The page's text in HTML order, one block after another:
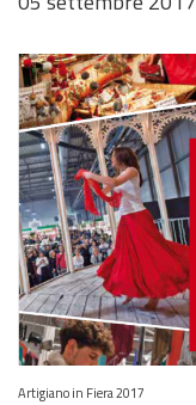
Immagine
Artigiano in Fiera 2017